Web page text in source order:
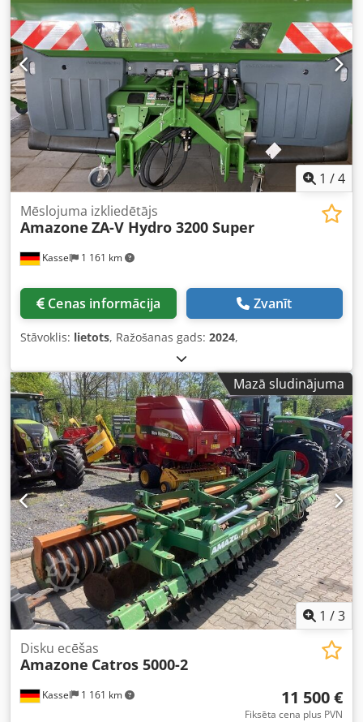
1 /4
Kassel 1 161 km
Mēslojuma izkliedētājs
Amazone ZA-V Hydro 3200 Super
Cenas informācija Zvanīt
Stāvoklis: lietots, Ražošanas gads: 2024,
Mazā sludinājuma
1 /3
Kassel 1 161 km
Disku ecēšas
Amazone Catros 5000-2
11 500 €
Fiksēta cena plus PVN